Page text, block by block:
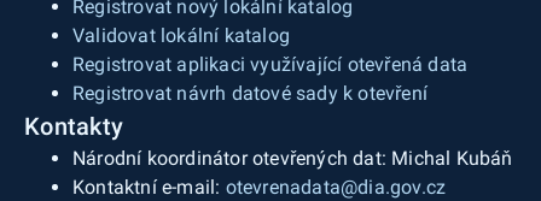
Registrovat nový lokální katalog
Validovat lokální katalog
Registrovat aplikaci využívající otevřená data
Registrovat návrh datové sady k otevření
Kontakty
Národní koordinátor otevřených dat: Michal Kubáň
Kontaktní e-mail: otevrenadata@dia.gov.cz